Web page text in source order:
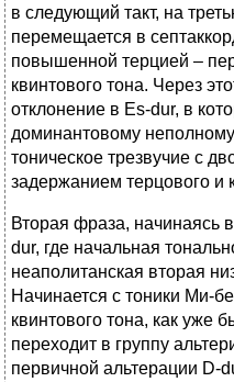
в следующий такт, на
перемещается в
повышенной терцией –
квинтового тона. Через
отклонение в Es-dur, в
доминантовому
тоническое трезвучие с
задержанием терцового и
Вторая фраза, начинаясь
dur, где начальная
неаполитанская вторая
Начинается с тоники Ми-
квинтового тона, как уже
переходит в группу
первичной альтерации D-